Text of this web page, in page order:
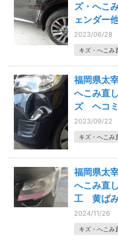
ズ・へこ
ェンダ
2023/06/28
キズ・へこみ
福岡県太
へこみ直
ズ ヘコ
2023/09/22
キズ・へこみ
福岡県太
へこみ直
工 黄ば
2024/11/26
キズ・へこみ